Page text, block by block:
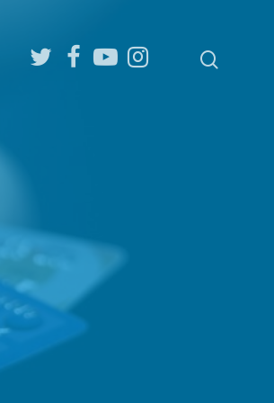
twitter facebookyoutubeinstagram